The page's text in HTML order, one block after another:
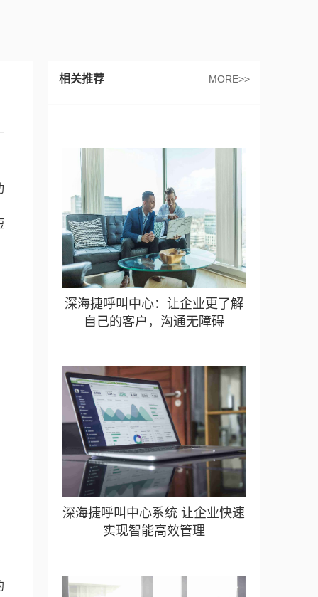
相关推荐 MORE>>
深海捷呼叫中心：让企业更了解
自己的客户，沟通无障碍
深海捷呼叫中心系统 让企业快速
实现智能高效管理